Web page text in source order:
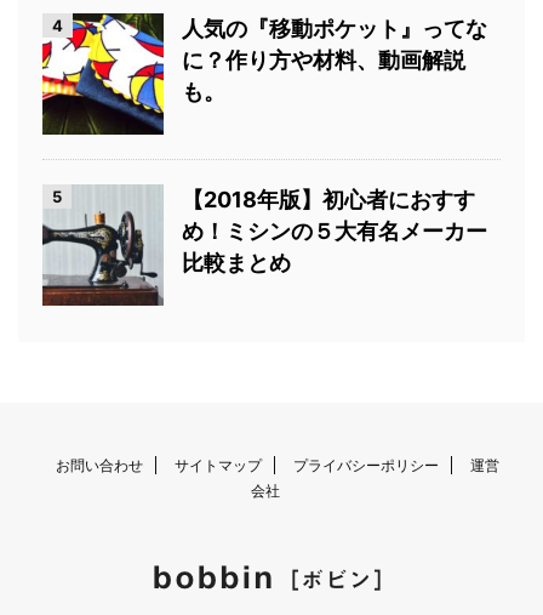
4
人気の『移動ポケット』ってな
に？作り方や材料、動画解説
も。
5
【2018年版】初心者におすす
め！ミシンの５大有名メーカー
比較まとめ
お問い合わせ サイトマップ プライバシーポリシー
運営
会社